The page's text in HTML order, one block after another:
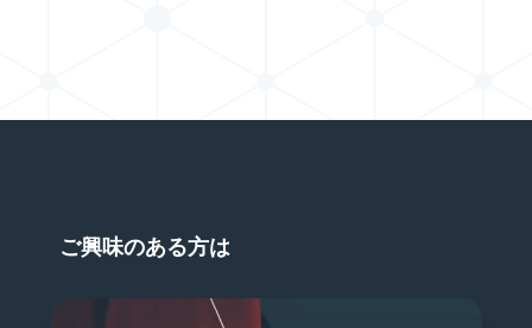
ご興味のある方は